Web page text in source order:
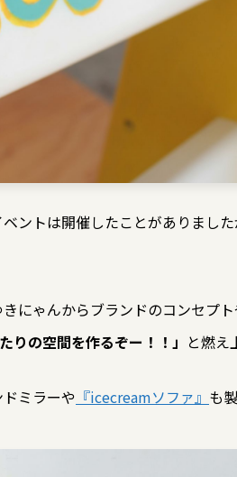
ントは開催したことがありまし
にゃんからブランドのコンセプ
りの空間を作るぞー！！」 と燃え
ミラーや 『icecreamソファ』 も